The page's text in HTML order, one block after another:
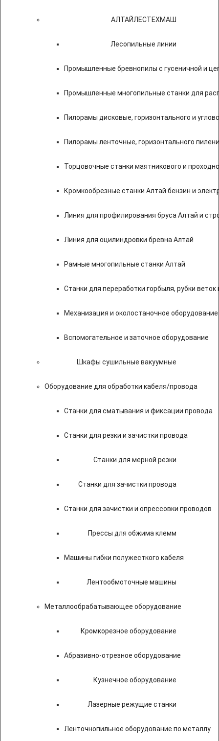
АЛТАЙЛЕСТЕХМАШ
Лесопильные линии
Промышленные бревнопилы с гусеничной и
Промышленные многопильные станки для
Пилорамы дисковые, горизонтального и
Пилорамы ленточные, горизонтального
Торцовочные станки маятникового и
Кромкообрезные станки Алтай бензин и
Линия для профилирования бруса Алтай и
Линия для оцилиндровки бревна Алтай
Рамные многопильные станки Алтай
Станки для переработки горбыля, рубки веток
Механизация и околостаночное оборудование
Вспомогательное и заточное оборудование
Шкафы сушильные вакуумные
Оборудование для обработки кабеля/провода
Станки для сматывания и фиксации провода
Станки для резки и зачистки провода
Станки для мерной резки
Станки для зачистки провода
Станки для зачистки и опрессовки проводов
Прессы для обжима клемм
Машины гибки полужесткого кабеля
Лентообмоточные машины
Металлообрабатывающее оборудование
Кромкорезное оборудование
Абразивно-отрезное оборудование
Кузнечное оборудование
Лазерные режущие станки
Ленточнопильное оборудование по металлу